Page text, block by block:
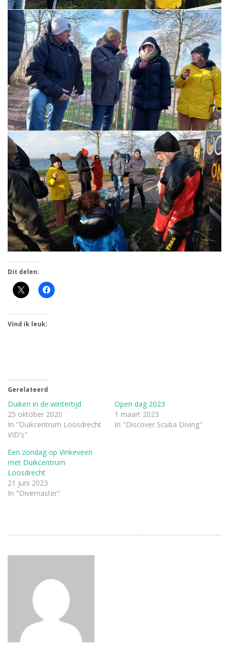
Dit delen:
Vind ik leuk:
Gerelateerd
Duiken in de wintertijd
25 oktober 2020
In "Duikcentrum Loosdrecht
VID's"
Open dag 2023
1 maart 2023
In "Discover Scuba Diving"
Een zondag op Vinkeveen
met Duikcentrum
Loosdrecht
21 juni 2023
In "Divemaster"